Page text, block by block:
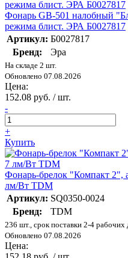
Фонарь GB-501 налобный
режима блист. ЭРА Б0027817
Артикул: Б0027817
Бренд:
Эра
На складе 2 шт.
Обновлено 07.08.2026
Цена:
152.08 руб. / шт.
-
+
Купить
Фонарь-брелок "Компакт 2",
лм/Вт TDM
Артикул: SQ0350-0024
Бренд:
TDM
236 шт., срок поставки 2-4 рабочих
Обновлено 07.08.2026
Цена: